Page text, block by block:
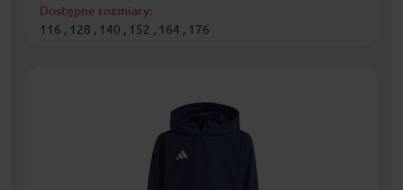
Dostępne rozmiary:
116 , 128 , 140 , 152 , 164 , 176